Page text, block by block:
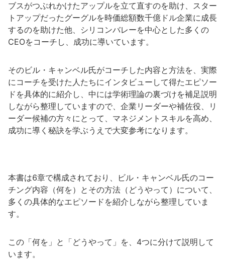
ブスがつぶれかけたアップルを立て直すのを助け、スター
トアップだったグーグルを時価総額数千億ドル企業に成長
するのを助けた他、シリコンバレーを中心とした多くの
CEOをコーチし、成功に導いています。
そのビル・キャンベル氏がコーチした内容と方法を、実際
にコーチを受けた人たちにインタビューして得たエピソー
ドを具体的に紹介し、中には学術理論の裏づけを補足説明
しながら整理していますので、企業リーダーや補佐役、リ
ーダー候補の方々にとって、マネジメントスキルを高め、
成功に導く秘訣を学ぶうえで大変参考になります。
本書は6章で構成されており、ビル・キャンベル氏のコー
チング内容（何を）とその方法（どうやって）について、
多くの具体的なエピソードを紹介しながら整理していま
す。
この「何を」と「どうやって」を、4つに分けて説明して
います。